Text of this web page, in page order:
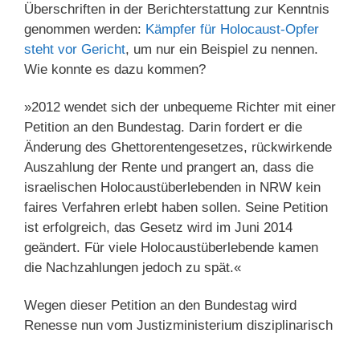
Überschriften in der Berichterstattung zur Kenntnis
genommen werden: Kämpfer für Holocaust-Opfer
steht vor Gericht, um nur ein Beispiel zu nennen.
Wie konnte es dazu kommen?
»2012 wendet sich der unbequeme Richter mit einer
Petition an den Bundestag. Darin fordert er die
Änderung des Ghettorentengesetzes, rückwirkende
Auszahlung der Rente und prangert an, dass die
israelischen Holocaustüberlebenden in NRW kein
faires Verfahren erlebt haben sollen. Seine Petition
ist erfolgreich, das Gesetz wird im Juni 2014
geändert. Für viele Holocaustüberlebende kamen
die Nachzahlungen jedoch zu spät.«
Wegen dieser Petition an den Bundestag wird
Renesse nun vom Justizministerium disziplinarisch